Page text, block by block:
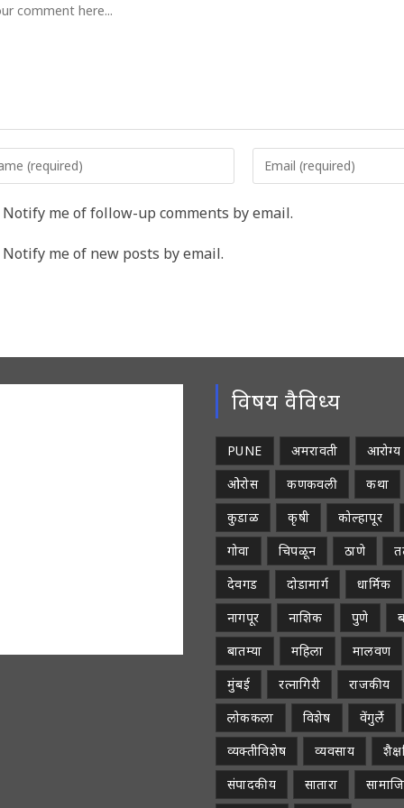
your
address
Notify me of follow-up comments by email.
Notify me of new posts by email.
विषय वैविध्य
PUNE अमरावती आरोग्य
ओरोस
कणकवली कथा
कुडाळ
कृषी कोल्हापूर
गोवा
चिपळून ठाणे
देवगड
दोडामार्ग धार्मिक
नागपूर
नाशिक पुणे
बातम्या
महिला मालवण
मुंबई
रत्नागिरी राजकीय
लोककला
विशेष वेंगुर्ले
व्यक्तीविशेष
व्यवसाय
संपादकीय
सातारा